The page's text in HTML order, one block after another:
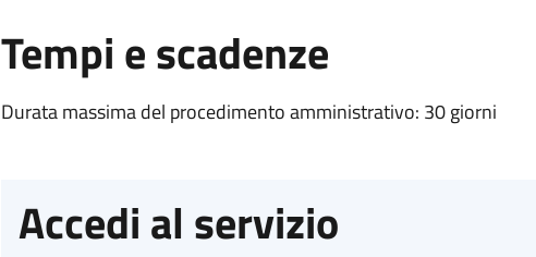
Tempi e scadenze
Durata massima del procedimento amministrativo: 30 giorni
Accedi al servizio